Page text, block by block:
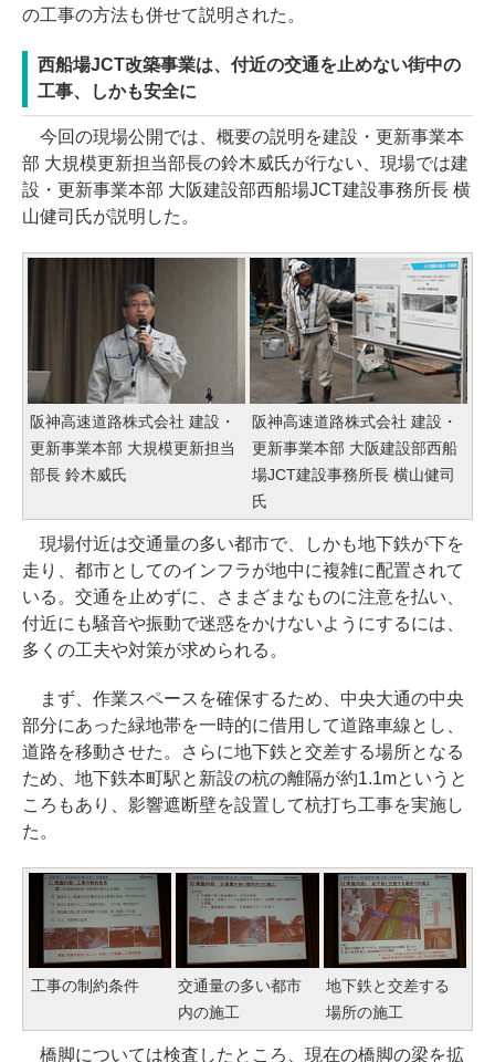
の工事の方法も併せて説明された。
西船場JCT改築事業は、付近の交通を止めない街中の
工事、しかも安全に
今回の現場公開では、概要の説明を建設・更新事業本
部 大規模更新担当部長の鈴木威氏が行ない、現場では建
設・更新事業本部 大阪建設部西船場JCT建設事務所長 横
山健司氏が説明した。
阪神高速道路株式会社 建設・
更新事業本部 大規模更新担当
部長 鈴木威氏
阪神高速道路株式会社 建設・
更新事業本部 大阪建設部西船
場JCT建設事務所長 横山健司
氏
現場付近は交通量の多い都市で、しかも地下鉄が下を
走り、都市としてのインフラが地中に複雑に配置されて
いる。交通を止めずに、さまざまなものに注意を払い、
付近にも騒音や振動で迷惑をかけないようにするには、
多くの工夫や対策が求められる。
まず、作業スペースを確保するため、中央大通の中央
部分にあった緑地帯を一時的に借用して道路車線とし、
道路を移動させた。さらに地下鉄と交差する場所となる
ため、地下鉄本町駅と新設の杭の離隔が約1.1mというと
ころもあり、影響遮断壁を設置して杭打ち工事を実施し
た。
工事の制約条件
交通量の多い都市
内の施工
地下鉄と交差する
場所の施工
橋脚については検査したところ、現在の橋脚の梁を拡